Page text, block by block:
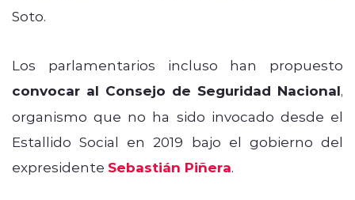
Soto.
Los parlamentarios incluso han propuesto
convocar al Consejo de Seguridad Nacional,
organismo que no ha sido invocado desde el
Estallido Social en 2019 bajo el gobierno del
expresidente Sebastián Piñera.